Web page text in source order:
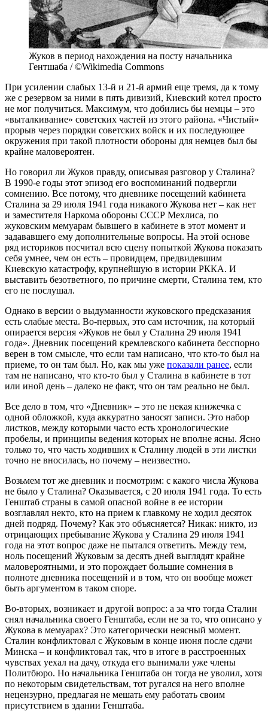
Жуков в период нахождения на посту начальника
Гентшаба / ©Wikimedia Commons
При усилении слабых 13-й и 21-й армий еще тремя, да к тому
же с резервом за ними в пять дивизий, Киевский котел просто
не мог получиться. Максимум, что добились бы немцы – это
«выталкивание» советских частей из этого района. «Чистый»
прорыв через порядки советских войск и их последующее
окружения при такой плотности обороны для немцев был бы
крайне маловероятен.
Но говорил ли Жуков правду, описывая разговор у Сталина?
В 1990-е годы этот эпизод его воспоминаний подвергли
сомнению. Все потому, что дневнике посещений кабинета
Сталина за 29 июля 1941 года никакого Жукова нет – как нет
и заместителя Наркома обороны СССР Мехлиса, по
жуковским мемуарам бывшего в кабинете в этот момент и
задававшего ему дополнительные вопросы. На этой основе
ряд историков посчитал всю сцену попыткой Жукова показать
себя умнее, чем он есть – провидцем, предвидевшим
Киевскую катастрофу, крупнейшую в истории РККА. И
выставить безответного, по причине смерти, Сталина тем, кто
его не послушал.
Однако в версии о выдуманности жуковского предсказания
есть слабые места. Во-первых, это сам источник, на который
опирается версия «Жуков не был у Сталина 29 июля 1941
года». Дневник посещений кремлевского кабинета бесспорно
верен в том смысле, что если там написано, что кто-то был на
приеме, то он там был. Но, как мы уже показали ранее, если
там не написано, что кто-то был у Сталина в кабинете в тот
или иной день – далеко не факт, что он там реально не был.
Все дело в том, что «Дневник» – это не некая книжечка с
одной обложкой, куда аккуратно заносят записи. Это набор
листков, между которыми часто есть хронологические
пробелы, и принципы ведения которых не вполне ясны. Ясно
только то, что часть ходивших к Сталину людей в эти листки
точно не вносилась, но почему – неизвестно.
Возьмем тот же дневник и посмотрим: с какого числа Жукова
не было у Сталина? Оказывается, с 20 июля 1941 года. То есть
Генштаб страны в самой опасной войне в ее истории
возглавлял некто, кто на прием к главкому не ходил десяток
дней подряд. Почему? Как это объясняется? Никак: никто, из
отрицающих пребывание Жукова у Сталина 29 июля 1941
года на этот вопрос даже не пытался ответить. Между тем,
ноль посещений Жуковым за десять дней выглядят крайне
маловероятными, и это порождает большие сомнения в
полноте дневника посещений и в том, что он вообще может
быть аргументом в таком споре.
Во-вторых, возникает и другой вопрос: а за что тогда Сталин
снял начальника своего Генштаба, если не за то, что описано у
Жукова в мемуарах? Это категорически неясный момент.
Сталин конфликтовал с Жуковым в конце июня после сдачи
Минска – и конфликтовал так, что в итоге в расстроенных
чувствах уехал на дачу, откуда его вынимали уже члены
Политбюро. Но начальника Генштаба он тогда не уволил, хотя
по некоторым свидетельствам, тот ругался на него вполне
нецензурно, предлагая не мешать ему работать своим
присутствием в здании Генштаба.